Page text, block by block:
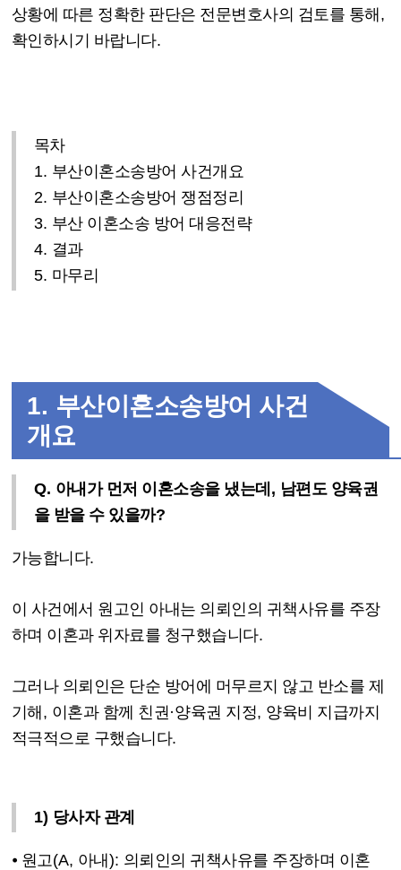
상황에 따른 정확한 판단은 전문변호사의 검토를 통해,
확인하시기 바랍니다.
목차
1. 부산이혼소송방어 사건개요
2. 부산이혼소송방어 쟁점정리
3. 부산 이혼소송 방어 대응전략
4. 결과
5. 마무리
1. 부산이혼소송방어 사건
개요
Q. 아내가 먼저 이혼소송을 냈는데 , 남편도 양육권
을 받을 수 있을까?
가능합니다.
이 사건에서 원고인 아내는 의뢰인의 귀책사유를 주장
하며 이혼과 위자료를 청구했습니다.
그러나 의뢰인은 단순 방어에 머무르지 않고 반소를 제
기해, 이혼과 함께 친권 ·양육권 지정, 양육비 지급까지
적극적으로 구했습니다.
1) 당사자 관계
⦁ 원고 (A, 아내): 의뢰인의 귀책사유를 주장하며 이혼